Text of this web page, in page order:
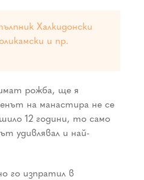
Халкидонски
и пр.
рожба, ще я
на манастира не се
12 години, то само
удивлявал и най-
го изпратил в